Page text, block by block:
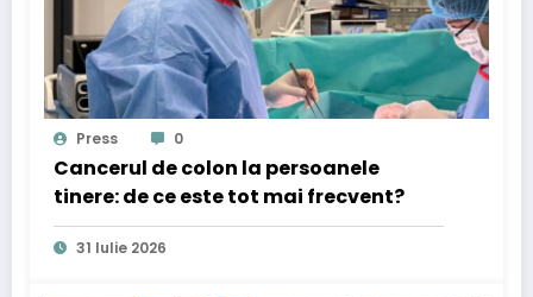
Press 0
Cancerul de colon la persoanele
tinere: de ce este tot mai frecvent?
31 Iulie 2026